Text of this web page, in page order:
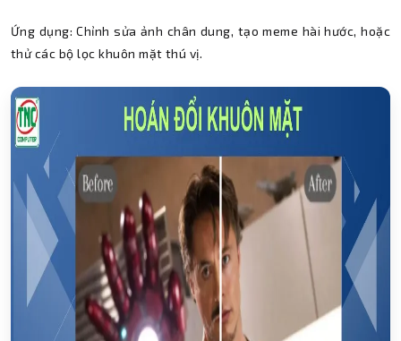
Ứng dụng: Chỉnh sửa ảnh chân dung, tạo meme hài hước, hoặc
thử các bộ lọc khuôn mặt thú vị.